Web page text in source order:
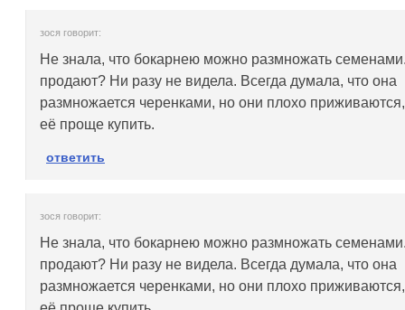
зося говорит:
Не знала, что бокарнею можно размножать
продают? Ни разу не видела. Всегда думала, что она
размножается черенками, но они плохо
её проще купить.
ответить
зося говорит:
Не знала, что бокарнею можно размножать
продают? Ни разу не видела. Всегда думала, что она
размножается черенками, но они плохо